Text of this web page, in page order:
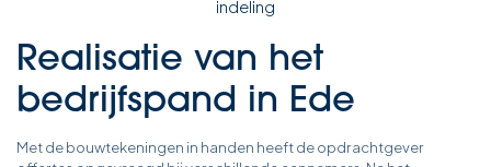
indeling
Realisatie van het
bedrijfspand in Ede
Met de bouwtekeningen in handen heeft de opdrachtgever